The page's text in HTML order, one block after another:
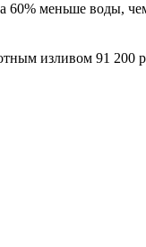
меньше воды,
изливом 91 200